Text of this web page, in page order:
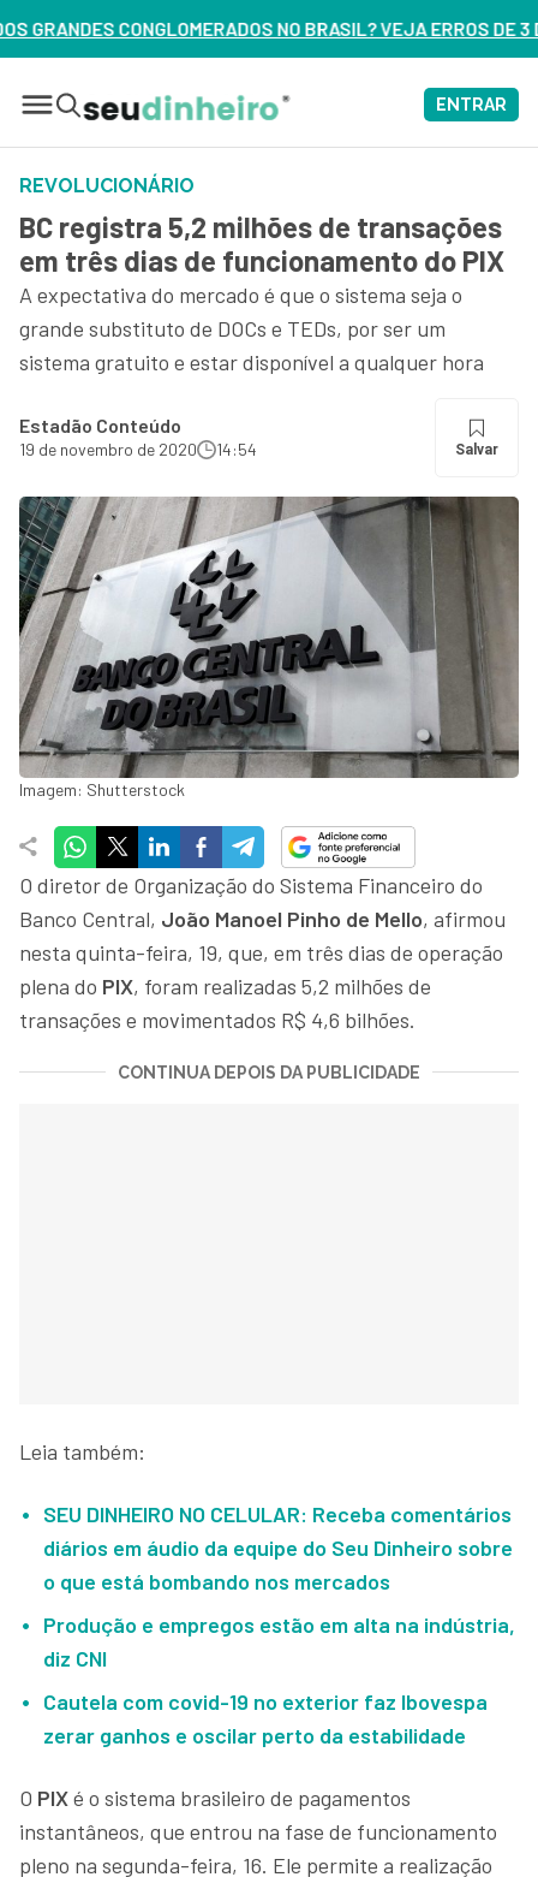
NO BRASIL? VEJA ERROS DE 3 DELES – ASSISTA AGORA
ENTRAR
REVOLUCIONÁRIO
BC registra 5,2 milhões de transações
em três dias de funcionamento do PIX
A expectativa do mercado é que o sistema seja o
grande substituto de DOCs e TEDs, por ser um
sistema gratuito e estar disponível a qualquer hora
Estadão Conteúdo
19 de novembro de 2020 14:54 Salvar
Imagem: Shutterstock
O diretor de Organização do Sistema Financeiro do
Banco Central, João Manoel Pinho de Mello, afirmou
nesta quinta-feira, 19, que, em três dias de operação
plena do PIX, foram realizadas 5,2 milhões de
transações e movimentados R$ 4,6 bilhões.
CONTINUA DEPOIS DA PUBLICIDADE
Leia também:
SEU DINHEIRO NO CELULAR: Receba comentários
diários em áudio da equipe do Seu Dinheiro sobre
o que está bombando nos mercados
Produção e empregos estão em alta na indústria,
diz CNI
Cautela com covid-19 no exterior faz Ibovespa
zerar ganhos e oscilar perto da estabilidade
O PIXé o sistema brasileiro de pagamentos
instantâneos, que entrou na fase de funcionamento
pleno na segunda-feira, 16. Ele permite a realização